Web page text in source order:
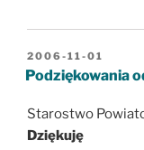
OPUBLIKOWANE
W
2006-11-01
Podziękowania
Starostwo
Dziękuję